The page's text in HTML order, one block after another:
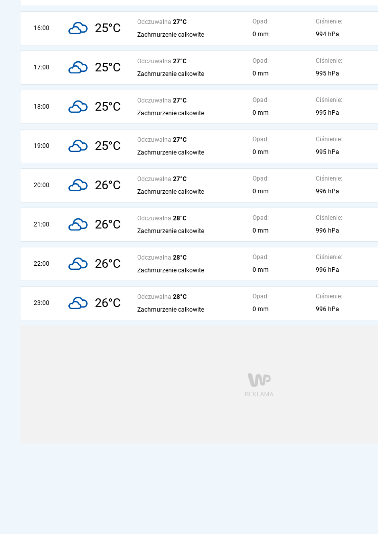
16:00 25°C Odczuwalna 27°C
Zachmurzenie całkowite
Opad:
0 mm
Ciśnienie:
994 hPa
17:00 25°C Odczuwalna 27°C
Zachmurzenie całkowite
Opad:
0 mm
Ciśnienie:
995 hPa
18:00 25°C Odczuwalna 27°C
Zachmurzenie całkowite
Opad:
0 mm
Ciśnienie:
995 hPa
19:00 25°C Odczuwalna 27°C
Zachmurzenie całkowite
Opad:
0 mm
Ciśnienie:
995 hPa
20:00 26°C Odczuwalna 27°C
Zachmurzenie całkowite
Opad:
0 mm
Ciśnienie:
996 hPa
21:00 26°C Odczuwalna 28°C
Zachmurzenie całkowite
Opad:
0 mm
Ciśnienie:
996 hPa
22:00 26°C Odczuwalna 28°C
Zachmurzenie całkowite
Opad:
0 mm
Ciśnienie:
996 hPa
23:00 26°C Odczuwalna 28°C
Zachmurzenie całkowite
Opad:
0 mm
Ciśnienie:
996 hPa